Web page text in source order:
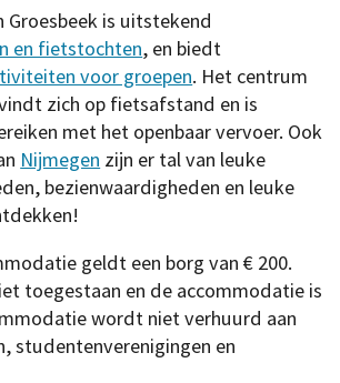
Groesbeek is uitstekend
en fietstochten, en biedt
voor groepen. Het centrum
zich op fietsafstand en is
met het openbaar vervoer. Ook
Nijmegen zijn er tal van leuke
bezienwaardigheden en leuke
geldt een borg van € 200.
toegestaan en de accommodatie is
wordt niet verhuurd aan
studentenverenigingen en